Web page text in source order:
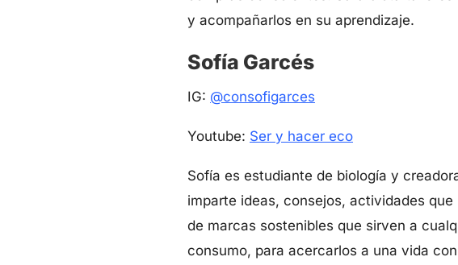
y acompañarlos en su aprendizaje.
Sofía Garcés
IG: @consofigarces
Youtube: Ser y hacer eco
Sofía es estudiante de biología y
imparte ideas, consejos, actividades
de marcas sostenibles que sirven a
consumo, para acercarlos a una vida